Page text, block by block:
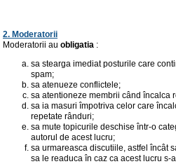
2. Moderatorii
Moderatorii au obligatia :
sa stearga imediat posturile care
spam;
sa atenueze conflictele;
sa atentioneze membrii când încalca
sa ia masuri împotriva celor care
repetate rânduri;
sa mute topicurile deschise într-o
autorul de acest lucru;
sa urmareasca discutiile, astfel încât
sa le readuca în caz ca acest lucru s-